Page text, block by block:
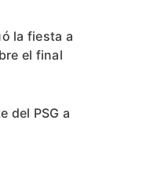
la fiesta a
el final
del PSG a